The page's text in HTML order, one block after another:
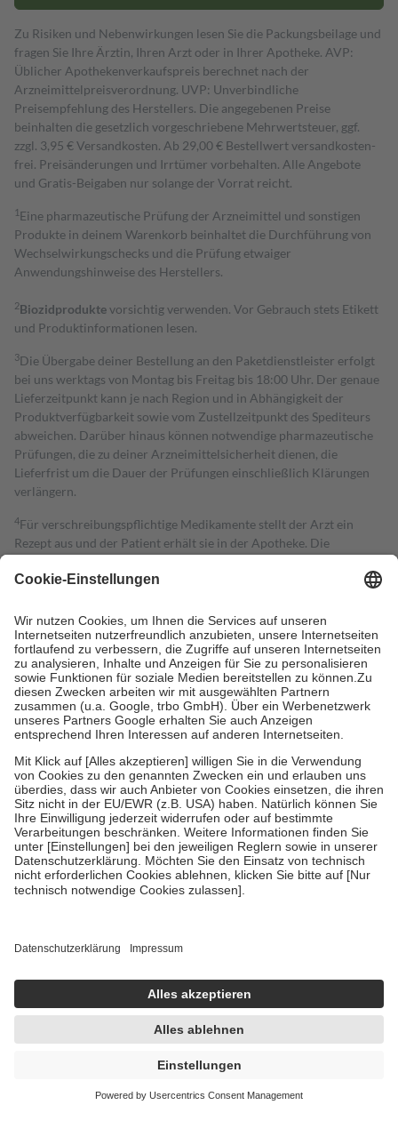
Zu Risiken und Nebenwirkungen lesen Sie die Packungsbeilage und
fragen Sie Ihre Ärztin, Ihren Arzt oder in Ihrer Apotheke. AVP:
Üblicher Apothekenverkaufspreis berechnet nach der
Arzneimittelpreisverordnung. UVP: Unverbindliche
Preisempfehlung des Herstellers. Die angegebenen Preise
beinhalten die gesetzlich vorgeschriebene Mehrwertsteuer, ggf.
zzgl. 3,95 € Versandkosten. Ab 29,00 € Bestell­wert versand­kosten­
frei. Preisänderungen und Irrtümer vorbehalten. Alle Angebote
und Gratis-Beigaben nur solange der Vorrat reicht.
1 Eine pharmazeutische Prüfung der Arzneimittel und sonstigen
Produkte in deinem Warenkorb beinhaltet die Durchführung von
Wechselwirkungschecks und die Prüfung etwaiger
Anwendungshinweise des Herstellers.
2Biozidproduktevorsichtig verwenden. Vor Gebrauch stets Etikett
und Produktinformationen lesen.
3Die Übergabe deiner Bestellung an den Paketdienstleister erfolgt
bei uns werktags von Montag bis Freitag bis 18:00 Uhr. Der genaue
Lieferzeitpunkt kann je nach Region und in Abhängigkeit der
Produktverfügbarkeit sowie vom Zustellzeitpunkt des Spediteurs
abweichen. Darüber hinaus können notwendige pharmazeutische
Prüfungen, die zu deiner Arzneimittelsicherheit dienen, die
Lieferfrist um die Dauer der Prüfungen einschließlich Klärungen
verlängern.
4Für verschreibungspflichtige Medikamente stellt der Arzt ein
Rezept aus und der Patient erhält sie in der Apotheke. Die
Kosten dafür, der Versicherte trägt einen Teil davon als Zuzahlung
Grundsätzlich leisten Mitglieder Zuzahlungen in Höhe von zehn
Prozent des Abgabepreises,mindestensjedochfünf Euround
höchstens zehn Euro.Es sind jedoch nie mehr als die tatsächlichen
Kosten der Leistung zu entrichten.
Diese Regeln gelten grundsätzlich auch für Online-Apotheken.
Bei Heilmitteln und häuslicher Krankenpflege beträgt die
Zuzahlung zehn Prozent der Kosten sowie zehn Euro je
Um das Engagement der Versicherten für ihre eigene Gesundheit zu
stärken und die besondere Stellung der Familie zu unterstützen,
fallenkeine Zuzahlungen an bei:
• Kindern und Jugendlichen bis zum vollendeten 18. Lebensjahr
mit Ausnahme der Fahrkosten
• Untersuchungen zur Vorsorge und Früherkennung, die von der
GKV getragen werden
• empfohlenen Schutzimpfungen
Wir nutzen Trusted Shops als unabhängigen Dienstleister für die
getroffen, um sicherzustellen, dass es sich um echte Bewertungen
handelt. Mehr Informationen findest du hier:
https://help.etrusted.com/hc/de/articles/4419944605341